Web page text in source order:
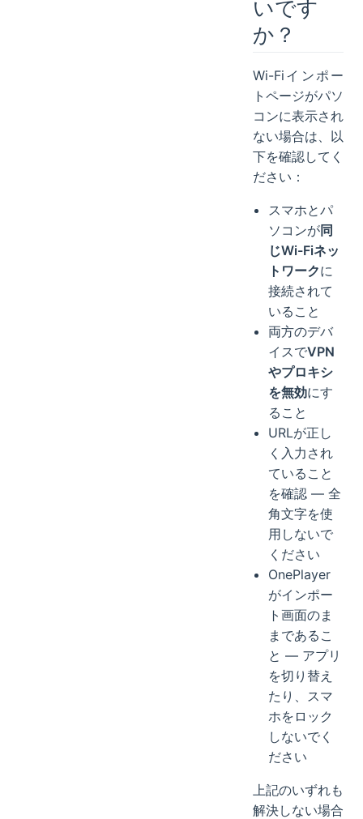
いです
か？
Wi-Fiインポー
トページがパソ
コンに表示され
ない場合は、以
下を確認してく
ださい：
スマホとパ
ソコンが同
じWi-Fiネッ
トワークに
接続されて
いること
両方のデバ
イスでVPN
やプロキシ
を無効にす
ること
URLが正し
く入力され
ていること
を確認 — 全
角文字を使
用しないで
ください
OnePlayer
がインポー
ト画面のま
まであるこ
と — アプリ
を切り替え
たり、スマ
ホをロック
しないでく
ださい
上記のいずれも
解決しない場合